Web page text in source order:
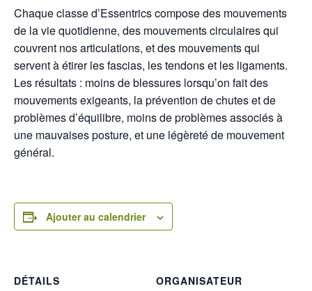
Chaque classe d’Essentrics compose des mouvements
de la vie quotidienne, des mouvements circulaires qui
couvrent nos articulations, et des mouvements qui
servent à étirer les fascias, les tendons et les ligaments.
Les résultats : moins de blessures lorsqu’on fait des
mouvements exigeants, la prévention de chutes et de
problèmes d’équilibre, moins de problèmes associés à
une mauvaises posture, et une légèreté de mouvement
général.
Ajouter au calendrier
DÉTAILS
ORGANISATEUR